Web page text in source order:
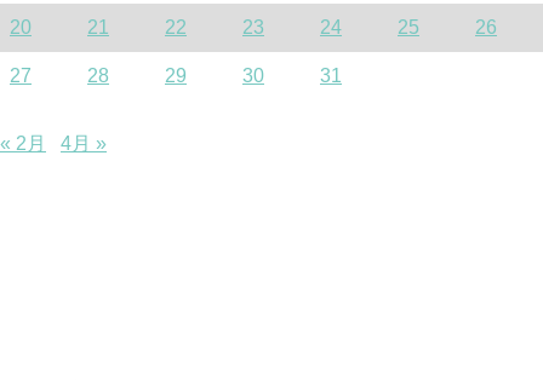
20 21 22 23 24 25 26
27 28 29 30 31
« 2月 4月 »